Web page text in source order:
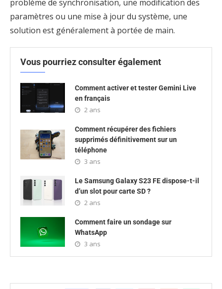
problème de synchronisation, une modification des
paramètres ou une mise à jour du système, une
solution est généralement à portée de main.
Vous pourriez consulter également
Comment activer et tester Gemini Live
en français
2 ans
Comment récupérer des fichiers
supprimés définitivement sur un
téléphone
3 ans
Le Samsung Galaxy S23 FE dispose-t-il
d’un slot pour carte SD ?
2 ans
Comment faire un sondage sur
WhatsApp
3 ans